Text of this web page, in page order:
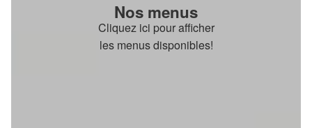
Nos menus
Cliquez ici pour afficher
les menus disponibles!